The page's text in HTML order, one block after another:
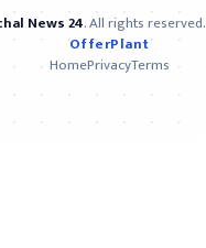
News 24. All rights reserved.
OfferPlant
HomePrivacyTerms